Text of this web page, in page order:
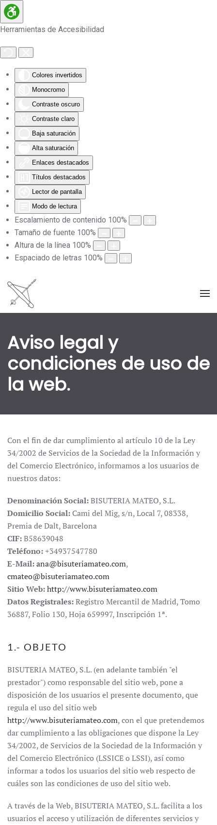
Herramientas de Accesibilidad
Colores invertidos
Monocromo
Contraste oscuro
Contraste claro
Baja saturación
Alta saturación
Enlaces destacados
Títulos destacados
Lector de pantalla
Modo de lectura
Escalamiento de contenido 100%
Tamaño de fuente 100%
Altura de la línea 100%
Espaciado de letras 100%
Skip to main content
Aviso legal y
condiciones de uso de
la web.
Con el fin de dar cumplimiento al artículo 10 de la Ley
34/2002 de Servicios de la Sociedad de la Información y
del Comercio Electrónico, informamos a los usuarios de
nuestros datos:
Denominación Social:BISUTERIA MATEO, S.L.
Domicilio Social: Cami del Mig, s/n, Local 7, 08338,
Premia de Dalt, Barcelona
CIF:B58639048
Teléfono:+34937547780
E-Mail:ana@bisuteriamateo.com,
cmateo@bisuteriamateo.com
Sitio Web:http://www.bisuteriamateo.com
Datos Registrales:Registro Mercantil de Madrid, Tomo
36887, Folio 130, Hoja 659997, Inscripción 1ª.
1.- OBJETO
BISUTERIA MATEO, S.L. (en adelante también "el
prestador") como responsable del sitio web, pone a
disposición de los usuarios el presente documento, que
regula el uso del sitio web
http://www.bisuteriamateo.com, con el que pretendemos
dar cumplimiento a las obligaciones que dispone la Ley
34/2002, de Servicios de la Sociedad de la Información y
del Comercio Electrónico (LSSICE o LSSI), así como
informar a todos los usuarios del sitio web respecto de
cuáles son las condiciones de uso del sitio web.
A través de la Web, BISUTERIA MATEO, S.L. facilita a los
usuarios el acceso y utilización de diferentes servicios y